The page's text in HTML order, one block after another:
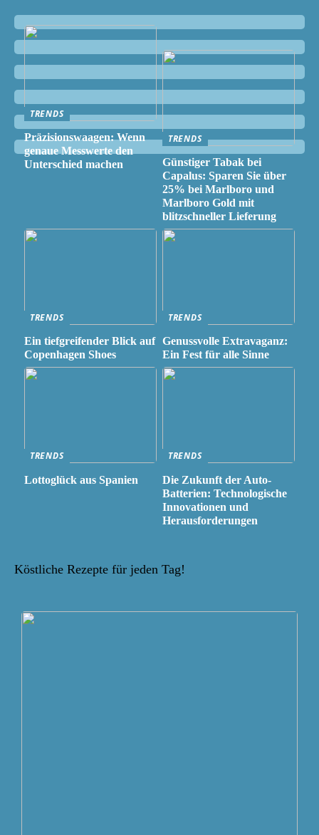
TRENDS
Präzisionswaagen: Wenn
genaue Messwerte den
Unterschied machen
TRENDS
Günstiger Tabak bei
Capalus: Sparen Sie über
25% bei Marlboro und
Marlboro Gold mit
blitzschneller Lieferung
TRENDS
Ein tiefgreifender Blick auf
Copenhagen Shoes
TRENDS
Genussvolle Extravaganz:
Ein Fest für alle Sinne
TRENDS
Lottoglück aus Spanien
TRENDS
Die Zukunft der Auto-
Batterien: Technologische
Innovationen und
Herausforderungen
Köstliche Rezepte für jeden Tag!